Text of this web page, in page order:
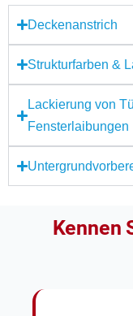
Deckenanstrich
Strukturfarben &
Lackierung von
Fensterlaibungen
Kennen